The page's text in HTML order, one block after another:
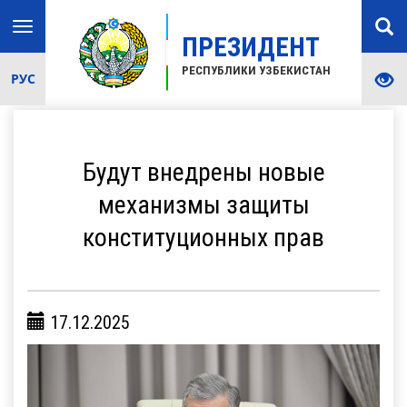
ПРЕЗИДЕНТ
РЕСПУБЛИКИ УЗБЕКИСТАН
Toggle
navigation
РУС
Будут внедрены новые
механизмы защиты
конституционных прав
17.12.2025